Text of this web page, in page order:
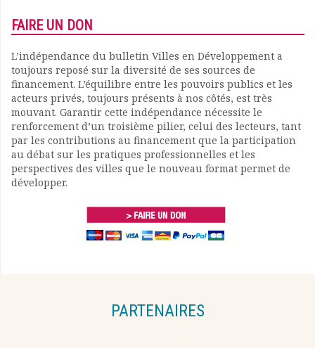
FAIRE UN DON
L’indépendance du bulletin Villes en Développement a
toujours reposé sur la diversité de ses sources de
financement. L’équilibre entre les pouvoirs publics et les
acteurs privés, toujours présents à nos côtés, est très
mouvant. Garantir cette indépendance nécessite le
renforcement d’un troisième pilier, celui des lecteurs, tant
par les contributions au financement que la participation
au débat sur les pratiques professionnelles et les
perspectives des villes que le nouveau format permet de
développer.
PARTENAIRES